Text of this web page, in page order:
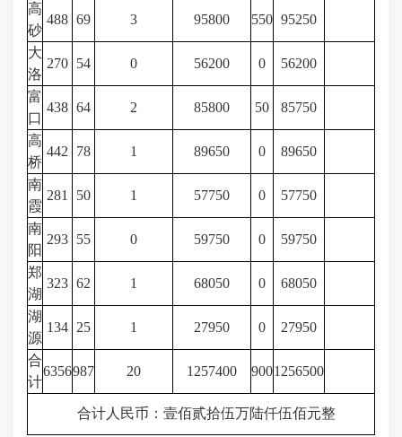
高
砂
488 69 3 95800 550 95250
大
洛
270 54 0 56200 0 56200
富
口
438 64 2 85800 50 85750
高
桥
442 78 1 89650 0 89650
南
霞
281 50 1 57750 0 57750
南
阳
293 55 0 59750 0 59750
郑
湖
323 62 1 68050 0 68050
湖
源
134 25 1 27950 0 27950
合
计
6356987 20 1257400 9001256500
合计人民币：壹佰贰拾伍万陆仟伍佰元整